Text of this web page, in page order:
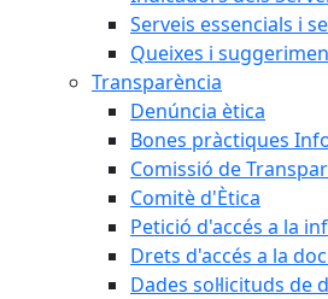
Serveis essencials i
Queixes i
Transparència
Denúncia ètica
Bones pràctiques
Comissió de
Comitè d'Ètica
Petició d'accés a la
Drets d'accés a la
Dades sol·licituds